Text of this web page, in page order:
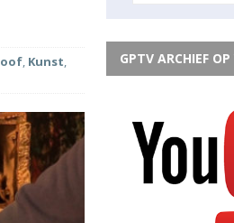
, Kunst, GPTV ARCHIEF